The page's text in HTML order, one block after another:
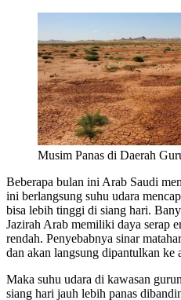
Musim Panas di Daerah
Beberapa bulan ini Arab Saudi
ini berlangsung suhu udara
bisa lebih tinggi di siang hari.
Jazirah Arab memiliki daya serap
rendah. Penyebabnya sinar
dan akan langsung dipantulkan ke
Maka suhu udara di kawasan
siang hari jauh lebih panas